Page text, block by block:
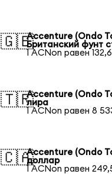
🇬🇧Accenture (Ondo
Британский фунт
1 ACNon равен
🇹🇷Accenture (Ondo
лира
1 ACNon равен 8
🇨🇦Accenture (Ondo
доллар
1 ACNon равен